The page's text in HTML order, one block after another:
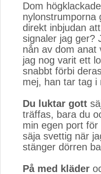
Dom
nylonstrumporna
direkt inbjudan
signaler jag ger?
nån av dom anat
jag nog varit ett
snabbt förbi
mej, han tar tag i
Du luktar gott
träffas, bara du
min egen port
säja svettig när
stänger dörren
På med kläder